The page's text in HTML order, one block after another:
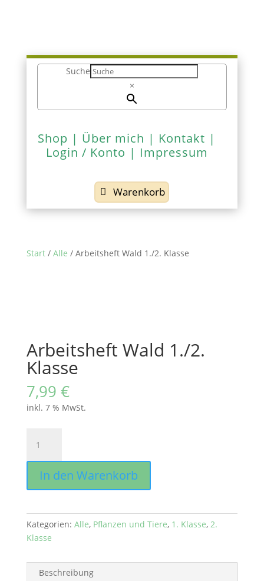
Suche
×
Shop | Über mich | Kontakt |
Login / Konto | Impressum
Warenkorb
Start/ Alle / Arbeitsheft Wald 1./2. Klasse
Arbeitsheft Wald 1./2.
Klasse
7,99 €
inkl. 7 % MwSt.
Wald
1./2.
Klasse
Menge
In den Warenkorb
Kategorien: Alle, Pflanzen und Tiere, 1. Klasse, 2.
Klasse
Beschreibung